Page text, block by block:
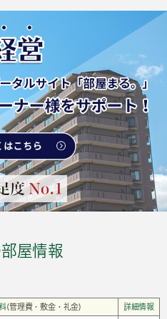
屋情報
(管理費・敷金・礼金) 詳細情報